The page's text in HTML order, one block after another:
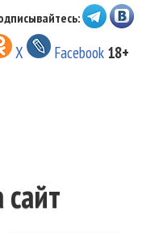
X Facebook 18+